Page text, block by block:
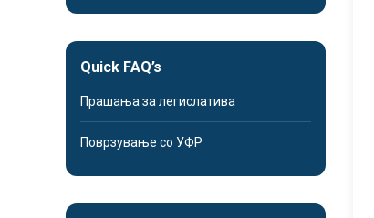
Quick FAQ’s
Прашања за легислатива
Поврзување со УФР